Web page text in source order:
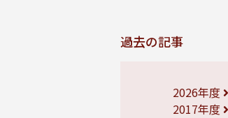
過去の記事
2026年度
2017年度